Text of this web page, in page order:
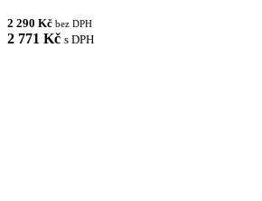
2 290 Kč bez DPH
2 771 Kč s DPH